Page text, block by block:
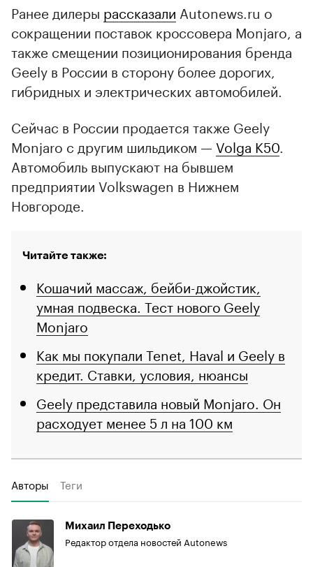
Ранее дилеры рассказали Autonews.ru о
сокращении поставок кроссовера Monjaro, а
также смещении позиционирования бренда
Geely в России в сторону более дорогих,
гибридных и электрических автомобилей.
Сейчас в России продается также Geely
Monjaro с другим шильдиком — Volga K50
Автомобиль выпускают на бывшем
предприятии Volkswagen в Нижнем
Новгороде.
Читайте также:
Кошачий массаж, бейби-джойстик,
умная подвеска. Тест нового Geely
Monjaro
Как мы покупали Tenet, Haval и Geely в
кредит. Ставки, условия, нюансы
Geely представила новый Monjaro. Он
расходует менее 5 л на 100 км
Авторы Теги
Михаил Переходько
Редактор отдела новостей Autonews